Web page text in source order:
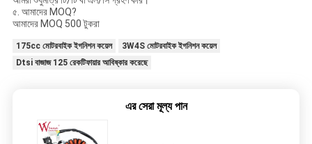
৫. আমাদের MOQ?
আমাদের MOQ 500 টুকরা
175cc মোটরবাইক ইগনিশন কয়েল
3W4S মোটরবাইক ইগনিশন কয়েল
Dtsi বাজাজ 125 রেকটিফায়ার আবিষ্কার করেছে
এর সেরা মূল্য পান